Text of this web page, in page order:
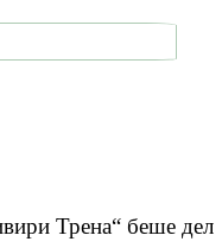
Трена“ беше дел